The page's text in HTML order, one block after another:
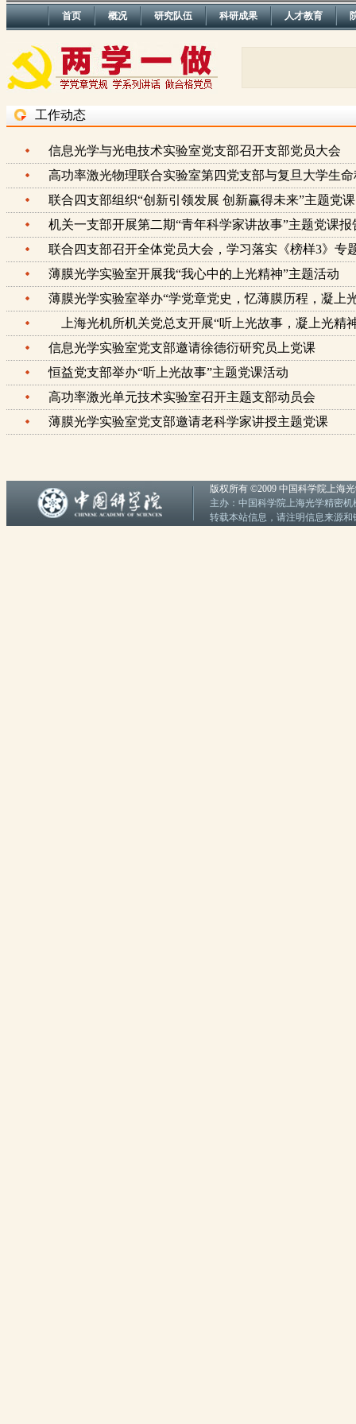
首页 概况 研究队伍 科研成果 人才教育
工作动态
信息光学与光电技术实验室党支部召开支部党员大会
高功率激光物理联合实验室第四党支部与复旦大学
联合四支部组织“创新引领发展 创新赢得未来”主题党课
机关一支部开展第二期“青年科学家讲故事”主题党课报
联合四支部召开全体党员大会，学习落实《榜样3》专
薄膜光学实验室开展我“我心中的上光精神”主题活动
薄膜光学实验室举办“学党章党史，忆薄膜历程，凝
上海光机所机关党总支开展“听上光故事，凝上光精
信息光学实验室党支部邀请徐德衍研究员上党课
恒益党支部举办“听上光故事”主题党课活动
高功率激光单元技术实验室召开主题支部动员会
薄膜光学实验室党支部邀请老科学家讲授主题党课
版权所有 ©2009 中国科学院上海
主办：中国科学院上海光学精密
转载本站信息，请注明信息来源和